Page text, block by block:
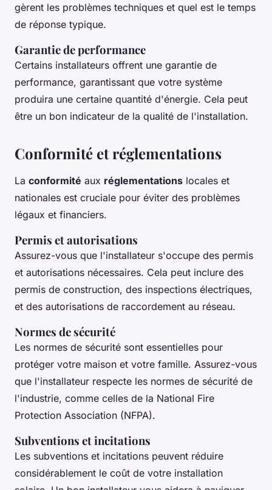
gèrent les problèmes techniques et quel est le temps
de réponse typique.
Garantie de performance
Certains installateurs offrent une garantie de
performance, garantissant que votre système
produira une certaine quantité d'énergie. Cela peut
être un bon indicateur de la qualité de l'installation.
Conformité et réglementations
La conformité aux réglementations locales et
nationales est cruciale pour éviter des problèmes
légaux et financiers.
Permis et autorisations
Assurez-vous que l'installateur s'occupe des permis
et autorisations nécessaires. Cela peut inclure des
permis de construction, des inspections électriques,
et des autorisations de raccordement au réseau.
Normes de sécurité
Les normes de sécurité sont essentielles pour
protéger votre maison et votre famille. Assurez-vous
que l'installateur respecte les normes de sécurité de
l'industrie, comme celles de la National Fire
Protection Association (NFPA).
Subventions et incitations
Les subventions et incitations peuvent réduire
considérablement le coût de votre installation